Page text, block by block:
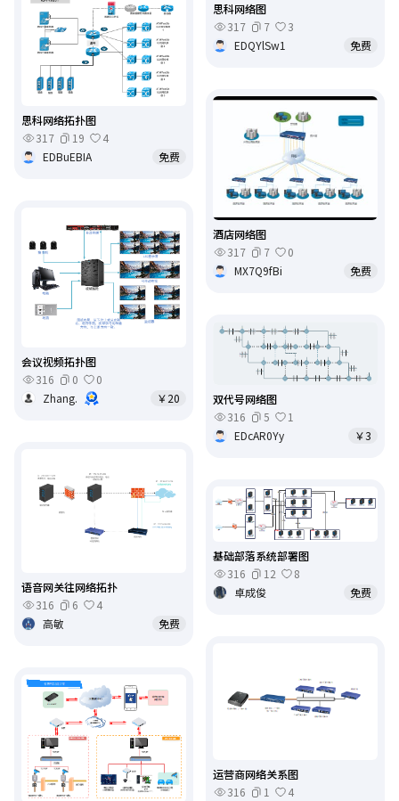
思科网络图
317
7
3
EDQYlSw1
免费
思科网络拓扑图
317
19
4
EDBuEBIA
免费
酒店网络图
317
7
0
MX7Q9fBi
免费
会议视频拓扑图
316
0
0
Zhang.
￥20
双代号网络图
316
5
1
EDcAR0Yy
￥3
语音网关往网络拓扑
316
6
4
高敏
免费
基础部落系统部署图
316
12
8
卓成俊
免费
运营商网络关系图
316
1
4